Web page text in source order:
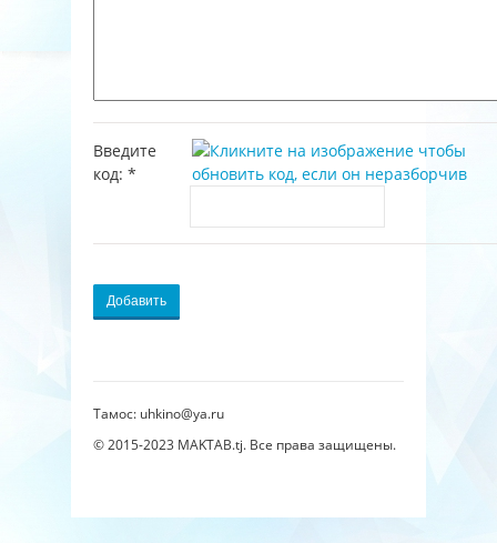
Введите
код: *
Добавить
Тамос: uhkino@ya.ru
© 2015-2023 MAKTAB.tj. Все права защищены.